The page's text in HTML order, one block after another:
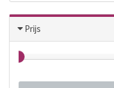
50
550
70
Prijs